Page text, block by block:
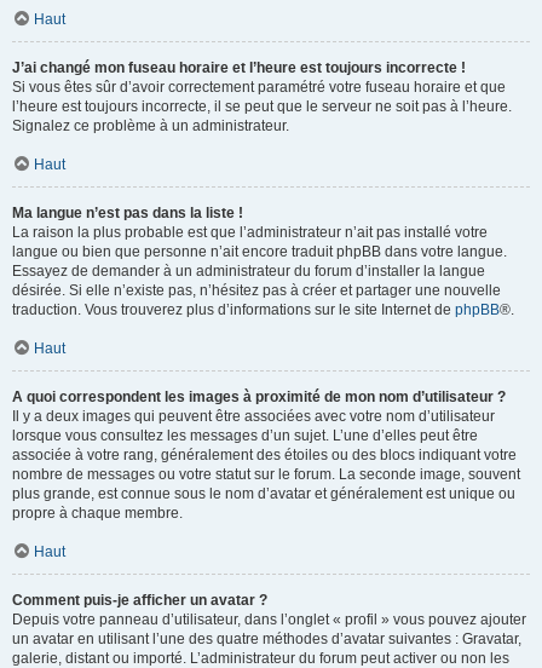
Haut
J’ai changé mon fuseau horaire et l’heure est toujours incorrecte !
Si vous êtes sûr d’avoir correctement paramétré votre fuseau horaire et que
l’heure est toujours incorrecte, il se peut que le serveur ne soit pas à l’heure.
Signalez ce problème à un administrateur.
Haut
Ma langue n’est pas dans la liste !
La raison la plus probable est que l’administrateur n’ait pas installé votre
langue ou bien que personne n’ait encore traduit phpBB dans votre langue.
Essayez de demander à un administrateur du forum d’installer la langue
désirée. Si elle n’existe pas, n’hésitez pas à créer et partager une nouvelle
traduction. Vous trouverez plus d’informations sur le site Internet de phpBB®.
Haut
A quoi correspondent les images à proximité de mon nom d’utilisateur ?
Il y a deux images qui peuvent être associées avec votre nom d’utilisateur
lorsque vous consultez les messages d’un sujet. L’une d’elles peut être
associée à votre rang, généralement des étoiles ou des blocs indiquant votre
nombre de messages ou votre statut sur le forum. La seconde image, souvent
plus grande, est connue sous le nom d’avatar et généralement est unique ou
propre à chaque membre.
Haut
Comment puis-je afficher un avatar ?
Depuis votre panneau d’utilisateur, dans l’onglet « profil » vous pouvez ajouter
un avatar en utilisant l’une des quatre méthodes d’avatar suivantes : Gravatar,
galerie, distant ou importé. L’administrateur du forum peut activer ou non les